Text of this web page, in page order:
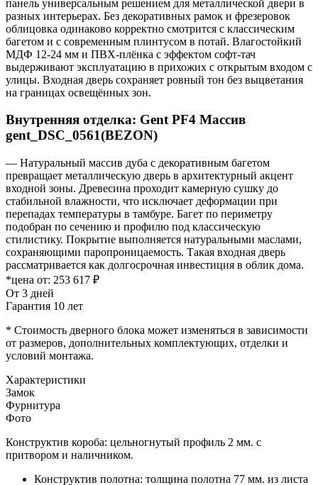
панель универсальным решением для металлической двери в
разных интерьерах. Без декоративных рамок и фрезеровок
облицовка одинаково корректно смотрится с классическим
багетом и с современным плинтусом в потай. Влагостойкий
МДФ 12-24 мм и ПВХ-плёнка с эффектом софт-тач
выдерживают эксплуатацию в прихожих с открытым входом с
улицы. Входная дверь сохраняет ровный тон без выцветания
на границах освещённых зон.
Внутренняя отделка: Gent PF4 Массив
gent_DSC_0561(BEZON)
— Натуральный массив дуба с декоративным багетом
превращает металлическую дверь в архитектурный акцент
входной зоны. Древесина проходит камерную сушку до
стабильной влажности, что исключает деформации при
перепадах температуры в тамбуре. Багет по периметру
подобран по сечению и профилю под классическую
стилистику. Покрытие выполняется натуральными маслами,
сохраняющими паропроницаемость. Такая входная дверь
рассматривается как долгосрочная инвестиция в облик дома.
*цена от: 253 617 ₽
От 3 дней
Гарантия 10 лет
* Стоимость дверного блока может изменяться в зависимости
от размеров, дополнительных комплектующих, отделки и
условий монтажа.
Характеристики
Замок
Фурнитура
Фото
Конструктив короба: цельногнутый профиль 2 мм. с
притвором и наличником.
Конструктив полотна: толщина полотна 77 мм. из листа